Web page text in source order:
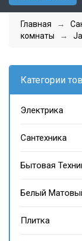
Главная →
комнаты
→
Категории
Электрика
Сантехника
Бытовая
Белый
Плитка